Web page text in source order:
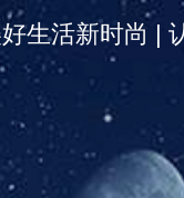
生活新时尚 |